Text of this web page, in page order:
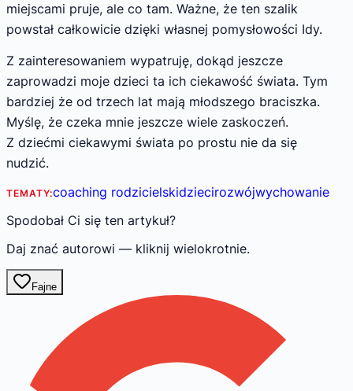
miejscami pruje, ale co tam. Ważne, że ten szalik
powstał całkowicie dzięki własnej pomysłowości Idy.
Z zainteresowaniem wypatruję, dokąd jeszcze
zaprowadzi moje dzieci ta ich ciekawość świata. Tym
bardziej że od trzech lat mają młodszego braciszka.
Myślę, że czeka mnie jeszcze wiele zaskoczeń.
Z dziećmi ciekawymi świata po prostu nie da się
nudzić.
TEMATY:coaching rodzicielskidziecirozwójwychowanie
Spodobał Ci się ten artykuł?
Daj znać autorowi — kliknij wielokrotnie.
Fajne